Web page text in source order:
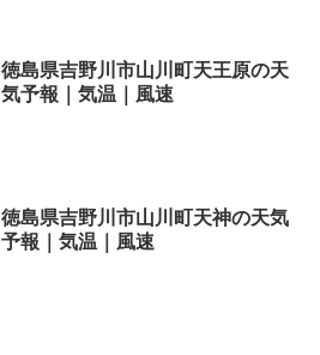
徳島県吉野川市山川町天王原の天
気予報｜気温｜風速
徳島県吉野川市山川町天神の天気
予報｜気温｜風速